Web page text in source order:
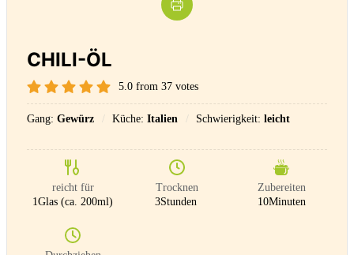
CHILI-ÖL
5.0 from 37 votes
Gang: Gewürz Küche: Italien Schwierigkeit: leicht
reicht für
1 Glas (ca. 200ml)
Trocknen
3Stunden
Zubereiten
10Minuten